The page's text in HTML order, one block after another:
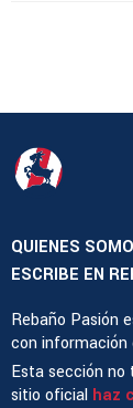
QUIENES
ESCRIBE EN
Rebaño Pasión
con información
Esta sección no
sitio oficial haz